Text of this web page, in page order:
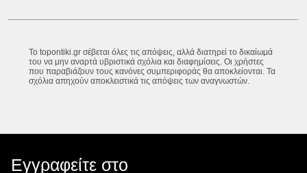
Το topontiki.gr σέβεται όλες τις απόψεις, αλλά διατηρεί το δικαίωμά
του να μην αναρτά υβριστικά σχόλια και διαφημίσεις. Οι χρήστες
που παραβιάζουν τους κανόνες συμπεριφοράς θα αποκλείονται. Τα
σχόλια απηχούν αποκλειστικά τις απόψεις των αναγνωστών.
Εγγραφείτε στο